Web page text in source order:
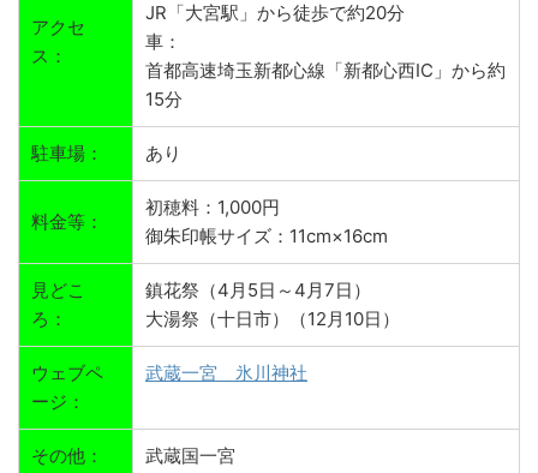
アクセ
ス：
JR「大宮駅」から徒歩で約20分
車：
首都高速埼玉新都心線「新都心西IC」から約
15分
駐車場： あり
料金等：
初穂料：1,000円
御朱印帳サイズ：11cm×16cm
見どこ
ろ：
鎮花祭（4月5日～4月7日）
大湯祭（十日市）（12月10日）
ウェブペ
ージ：
武蔵一宮 氷川神社
その他： 武蔵国一宮